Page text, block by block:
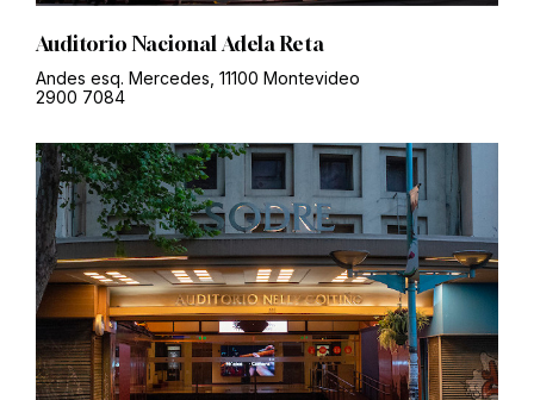
Auditorio Nacional Adela Reta
Andes esq. Mercedes, 11100 Montevideo
2900 7084